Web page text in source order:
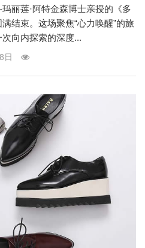
丽莲·阿特金森博士亲授的《多
结束。这场聚焦“心力唤醒”的旅
向内探索的深度...
日